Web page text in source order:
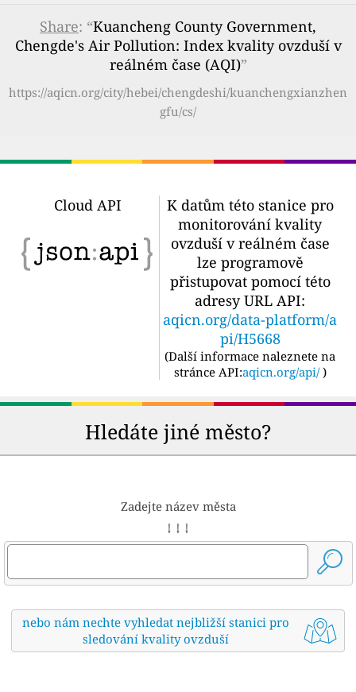
Share: “Kuancheng County Government,
Chengde's Air Pollution: Index kvality ovzduší v
reálném čase (AQI)”
https://aqicn.org/city/hebei/chengdeshi/kuanchengxianzhen
gfu/cs/
Cloud API
K datům této stanice pro
monitorování kvality
ovzduší v reálném čase
lze programově
přistupovat pomocí této
adresy URL API:
aqicn.org/data-platform/a
pi/H5668
(Další informace naleznete na
stránce API:aqicn.org/api/ )
Hledáte jiné město?
Zadejte název města
↓ ↓ ↓
nebo nám nechte vyhledat nejbližší stanici pro
sledování kvality ovzduší